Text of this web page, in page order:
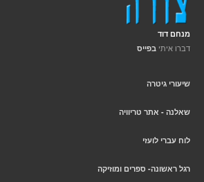
מנחם דוד
דברו איתי בפייס
שיעורי גיטרה
שאלנה - אתר טריוויה
לוח עברי לועזי
רגל ראשונה- ספרים ומוזיקה